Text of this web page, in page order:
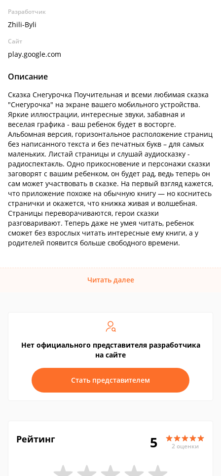
Разработчик
Zhili-Byli
Сайт
play.google.com
Описание
Сказка Снегурочка Поучительная и всеми любимая сказка
"Снегурочка" на экране вашего мобильного устройства.
Яркие иллюстрации, интересные звуки, забавная и
веселая графика - ваш ребенок будет в восторге.
Альбомная версия, горизонтальное расположение страниц
без написанного текста и без печатных букв – для самых
маленьких. Листай страницы и слушай аудиосказку -
радиоспектакль. Одно прикосновение и персонажи сказки
заговорят с вашим ребенком, он будет рад, ведь теперь он
сам может участвовать в сказке. На первый взгляд кажется,
что приложение похоже на обычную книгу — но коснитесь
странички и окажется, что книжка живая и волшебная.
Страницы переворачиваются, герои сказки
разговаривают. Теперь даже не умея читать, ребенок
сможет без взрослых читать интересные ему книги, а у
родителей появится больше свободного времени.
Читать далее
Нет официального представителя разработчика
на сайте
Стать представителем
Рейтинг 5 2 оценки